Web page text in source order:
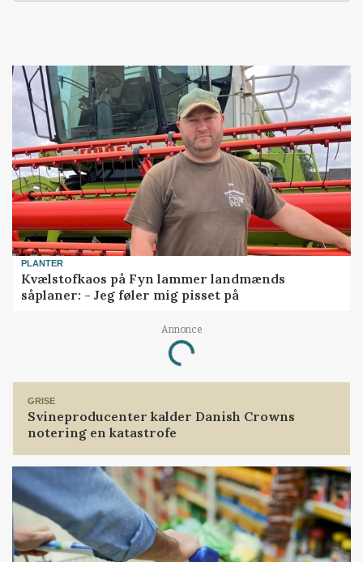
PLANTER
Kvælstofkaos på Fyn lammer landmænds
såplaner: - Jeg føler mig pisset på
Annonce
Loading...
GRISE
Svineproducenter kalder Danish Crowns
notering en katastrofe